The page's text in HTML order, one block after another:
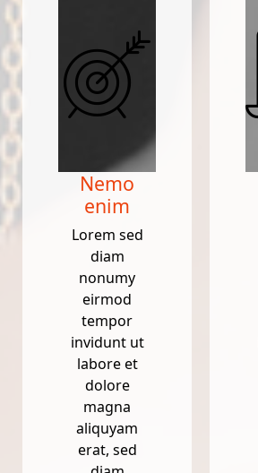
Nemo
enim
Lorem sed
diam
nonumy
eirmod
tempor
invidunt ut
labore et
dolore
magna
aliquyam
erat, sed